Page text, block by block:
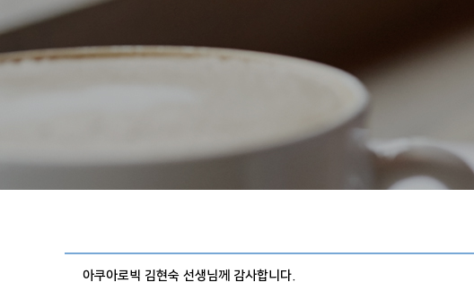
아쿠아로빅 김현숙 선생님께 감사합니다.